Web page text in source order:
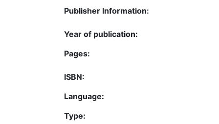
Publisher Information:
Year of publication:
Pages:
ISBN:
Language:
Type: